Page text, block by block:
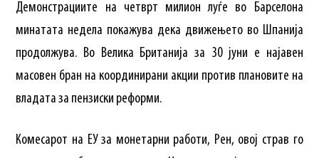
Демонстрациите на четврт милион луѓе во Барселона
минатата недела покажува дека движењето во Шпанија
продолжува. Во Велика Британија за 30 јуни е најавен
масовен бран на координирани акции против плановите на
владата за пензиски реформи.
Комесарот на ЕУ за монетарни работи, Рен, овој страв го